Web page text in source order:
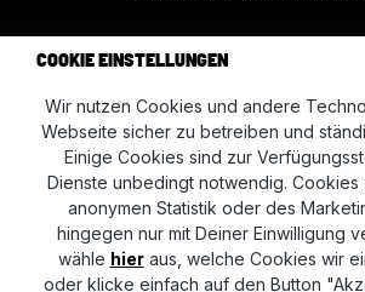
COOKIE EINSTELLUNGEN
Wir nutzen Cookies und andere
Webseite sicher zu betreiben und
Einige Cookies sind zur
Dienste unbedingt notwendig.
anonymen Statistik oder des
hingegen nur mit Deiner Einwilligung
wähle hieraus, welche Cookies wir
oder klicke einfach auf den Button